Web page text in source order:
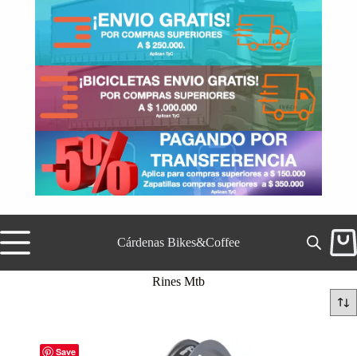
Cárdenas Bikes&Coffee
Carro
Rines Mtb
Save